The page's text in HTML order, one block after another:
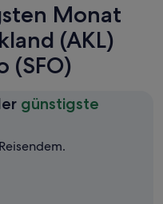
Monat
(AKL)
(SFO)
günstigste